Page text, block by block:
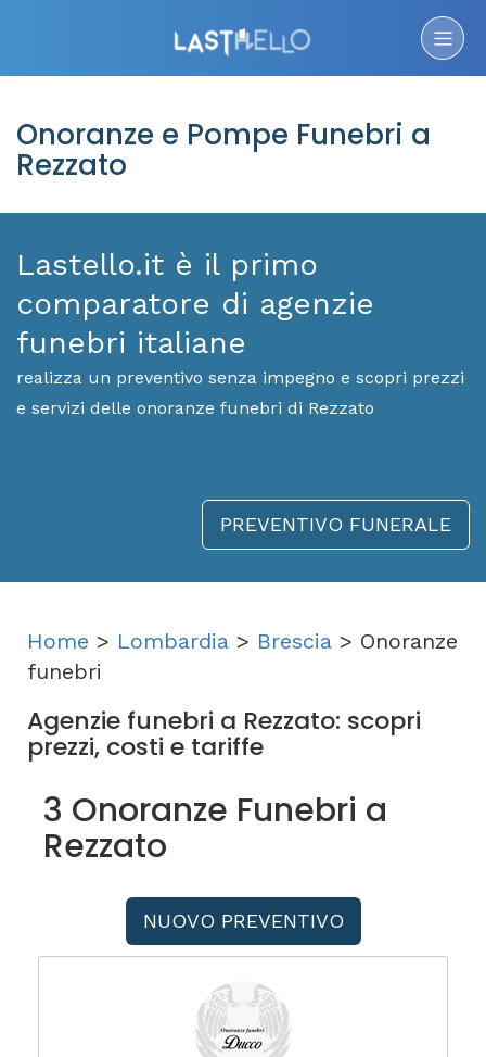
Onoranze e Pompe Funebri a
Rezzato
Lastello.it è il primo
comparatore di agenzie
funebri italiane
realizza un preventivo senza impegno e scopri prezzi
e servizi delle onoranze funebri di Rezzato
PREVENTIVO FUNERALE
Home > Lombardia > Brescia > Onoranze
funebri
Agenzie funebri a Rezzato: scopri
prezzi, costi e tariffe
3 Onoranze Funebri a
Rezzato
NUOVO PREVENTIVO